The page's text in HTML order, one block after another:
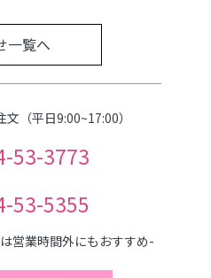
一覧へ
（平日9:00~17:00）
53-3773
53-5355
営業時間外にもおすすめ-